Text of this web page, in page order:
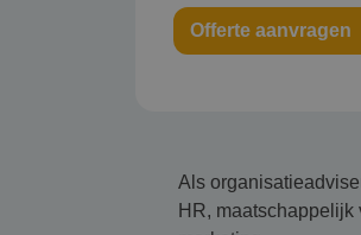
Offerte aanvragen
Als
HR,